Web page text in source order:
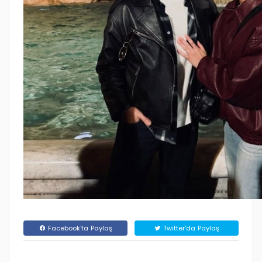
Facebook'ta Paylaş Twitter'da Paylaş